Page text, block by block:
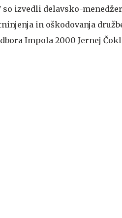
so izvedli delavsko-
in oškodovanja
Impola 2000 Jernej